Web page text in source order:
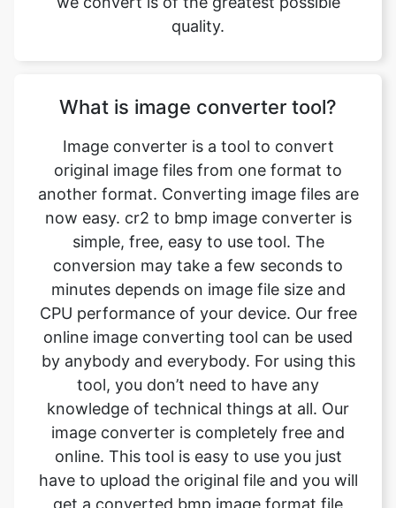
What is image converter tool?
another format. Converting image files are
now easy. cr2 to bmp image converter is
simple, free, easy to use tool. The
conversion may take a few seconds to
minutes depends on image file size and
CPU performance of your device. Our free
online image converting tool can be used
by anybody and everybody. For using this
tool, you don’t need to have any
knowledge of technical things at all. Our
image converter is completely free and
online. This tool is easy to use you just
have to upload the original file and you will
get a converted bmp image format file
instantly.